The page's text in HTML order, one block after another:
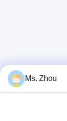
Ms. Zhou